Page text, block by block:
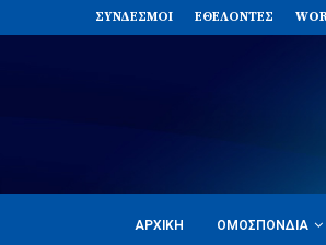
ΣΥΝΔΈΣΜΟΙ ΕΘΕΛΟΝΤΈΣ
ΑΡΧΙΚΉ ΟΜΟΣΠΟΝΔΊΑ